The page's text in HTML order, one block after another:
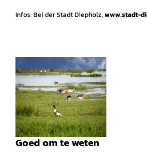
Infos: Bei der Stadt Diepholz,www.stadt-
© DümmerWeserLand Touristik e.V. |
CC-BY-SA
© Anselm Höfelmeier |CC-BY-SA
Goed om te weten